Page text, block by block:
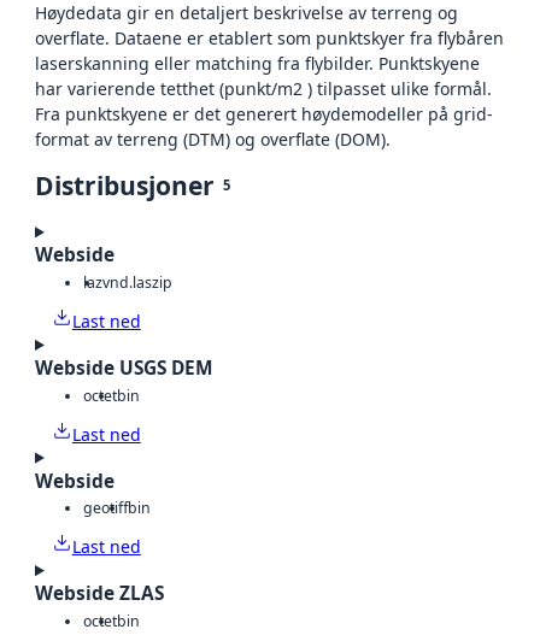
Høydedata gir en detaljert beskrivelse av terreng og
overflate. Dataene er etablert som punktskyer fra flybåren
laserskanning eller matching fra flybilder. Punktskyene
har varierende tetthet (punkt/m2 ) tilpasset ulike formål.
Fra punktskyene er det generert høydemodeller på grid-
format av terreng (DTM) og overflate (DOM).
Distribusjoner 5
Webside
lazvnd.laszip
Last ned
Webside USGS DEM
octetbin
Last ned
Webside
geotiffbin
Last ned
Webside ZLAS
octetbin